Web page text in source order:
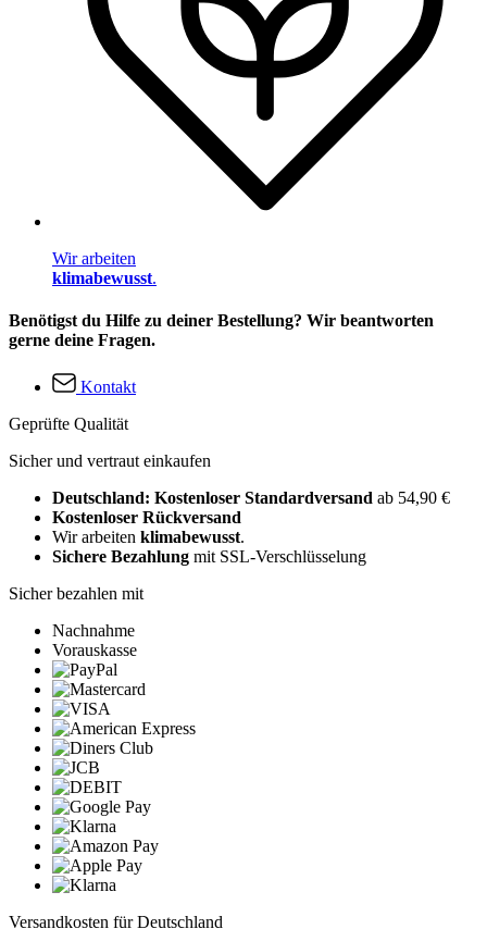
Wir arbeiten
klimabewusst.
Benötigst du Hilfe zu deiner Bestellung? Wir beantworten
gerne deine Fragen.
Kontakt
Geprüfte Qualität
Sicher und vertraut einkaufen
Deutschland: Kostenloser Standardversand ab 54,90 €
Kostenloser Rückversand
Wir arbeiten klimabewusst.
Sichere Bezahlung mit SSL-Verschlüsselung
Sicher bezahlen mit
Nachnahme
Vorauskasse
Versandkosten für Deutschland